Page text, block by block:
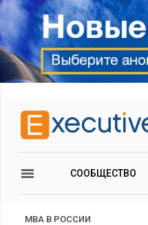
СООБЩЕСТВО
MBA В РОССИИ